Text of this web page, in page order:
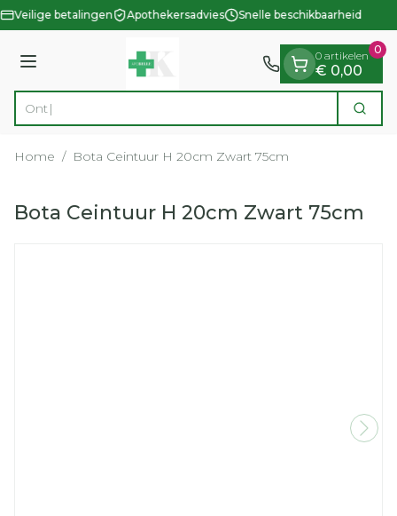
Ga naar de inhoud
1 van 1
Veilige betalingen Apothekersadvies Snelle beschikbaarheid
Menu
Product, merk, categorie... Zoek
0 artikelen
€ 0,00
0
Home / Bota Ceintuur H 20cm Zwart 75cm
Bota Ceintuur H 20cm Zwart 75cm